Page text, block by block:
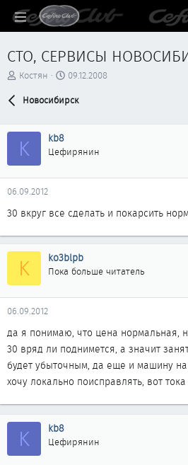
СТО, СЕРВИСЫ
А
т
е
м
ы
Костян
Д
т
ч
л
09.12.2008
Новосибирск
K kb8
Цефирянин
06.09.2012
30 вкруг все сделать и покарсить
K ko3blpb
Пока больше читатель
06.09.2012
да я понимаю, что цена нормальная,
30 вряд ли поднимется, а значит
будет убыточным, да еще и машину
хочу локально поисправлять, вот
K kb8
Цефирянин